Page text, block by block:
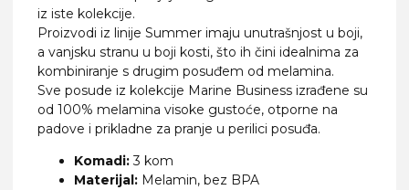
iz iste kolekcije.
Proizvodi iz linije Summer imaju unutrašnjost u boji,
a vanjsku stranu u boji kosti, što ih čini idealnima za
kombiniranje s drugim posuđem od melamina.
Sve posude iz kolekcije Marine Business izrađene su
od 100% melamina visoke gustoće, otporne na
padove i prikladne za pranje u perilici posuđa.
Komadi:3 kom
Materijal: Melamin, bez BPA